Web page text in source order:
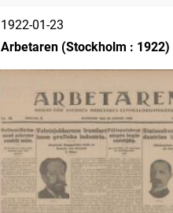
1922-01-23
Arbetaren (Stockholm : 1922)